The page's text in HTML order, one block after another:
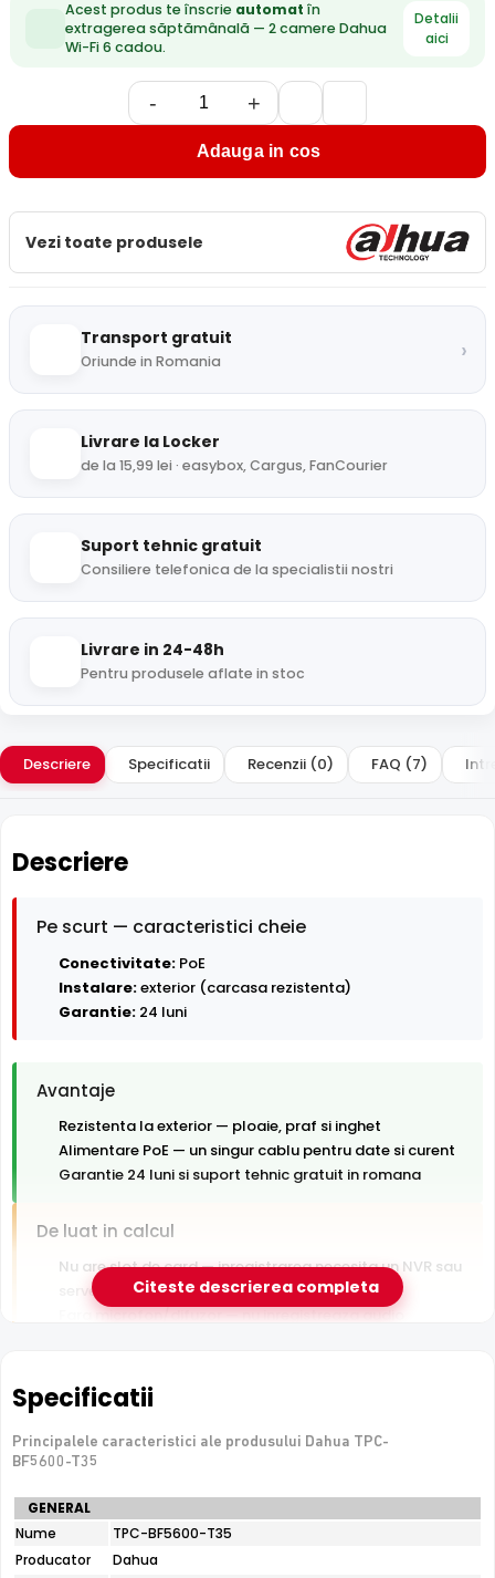
Acest produs te înscrie automat în
extragerea săptămânală — 2 camere Dahua
Wi-Fi 6 cadou.
Detalii
aici
- +
Adauga in cos
Vezi toate produsele
Transport gratuit
Oriunde in Romania ›
Livrare la Locker
de la 15,99 lei · easybox, Cargus, FanCourier
Suport tehnic gratuit
Consiliere telefonica de la specialistii nostri
Livrare in 24-48h
Pentru produsele aflate in stoc
Descriere Specificatii Recenzii (0) FAQ (7)
Descriere
Pe scurt — caracteristici cheie
Conectivitate: PoE
Instalare:exterior (carcasa rezistenta)
Garantie: 24 luni
Avantaje
Rezistenta la exterior — ploaie, praf si inghet
Alimentare PoE — un singur cablu pentru date si curent
Garantie 24 luni si suport tehnic gratuit in romana
De luat in calcul
Nu are slot de card — inregistrarea necesita un NVR sau
server
Fara microfon/difuzor — nu inregistreaza audio
e-Camere.ro recomanda acest produs pentru:
curtea si exteriorul casei; instalari profesionale cu
cablare UTP structurata; detectie perimetrala pe
orice vreme si prevenirea incendiilor.
Citeste descrierea completa
Specificatii
Principalele caracteristici ale produsului Dahua TPC-
BF5600-T35
Specificatii
tehnice
Dahua
TPC-
GENERAL
Nume
TPC-BF5600-T35
Producator
Dahua